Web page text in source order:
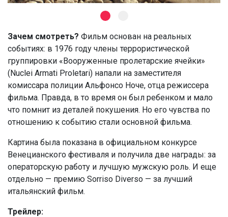
Зачем смотреть? Фильм основан на реальных
событиях: в 1976 году члены террористической
группировки «Вооруженные пролетарские ячейки»
(Nuclei Armati Proletari) напали на заместителя
комиссара полиции Альфонсо Ноче, отца режиссера
фильма. Правда, в то время он был ребенком и мало
что помнит из деталей покушения. Но его чувства по
отношению к событию стали основной фильма.
Картина была показана в официальном конкурсе
Венецианского фестиваля и получила две награды: за
операторскую работу и лучшую мужскую роль. И еще
отдельно — премию Sorriso Diverso — за лучший
итальянский фильм.
Трейлер: